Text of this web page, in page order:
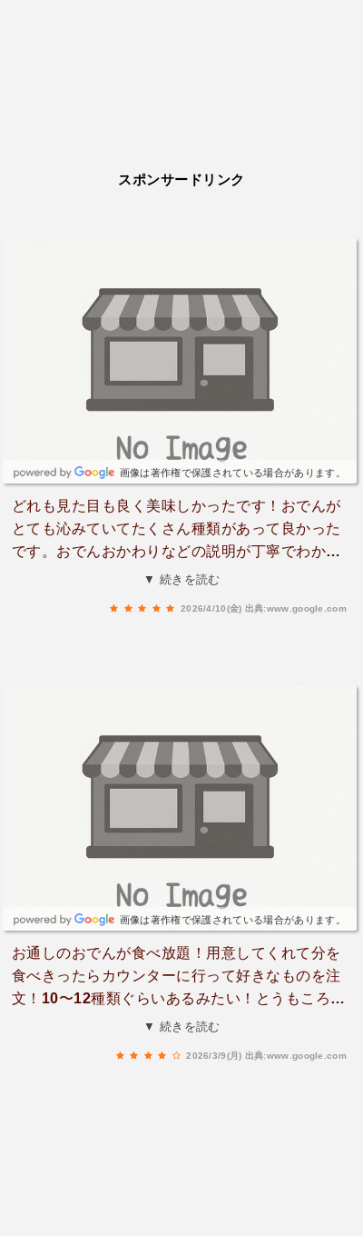
スポンサードリンク
画像は著作権で保護されている場合があります。
どれも見た目も良く美味しかったです！おでんが
とても沁みていてたくさん種類があって良かった
です。おでんおかわりなどの説明が丁寧でわかり
やすかったです。男性のスタッフさんが終始接客
▼ 続きを読む
2026/4/10(金) 出典:www.google.com
画像は著作権で保護されている場合があります。
お通しのおでんが食べ放題！用意してくれて分を
食べきったらカウンターに行って好きなものを注
文！10〜12種類ぐらいあるみたい！とうもころの
おでんは初めてで新鮮。釜飯と炉端焼のお店で釜
▼ 続きを読む
2026/3/9(月) 出典:www.google.com